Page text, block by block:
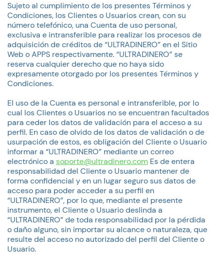
Sujeto al cumplimiento de los presentes Términos y
Condiciones, los Clientes o Usuarios crean, con su
número telefónico, una Cuenta de uso personal,
exclusiva e intransferible para realizar los procesos de
adquisición de créditos de “ULTRADINERO” en el Sitio
Web o APPS respectivamente. “ULTRADINERO” se
reserva cualquier derecho que no haya sido
expresamente otorgado por los presentes Términos y
Condiciones.
El uso de la Cuenta es personal e intransferible, por lo
cual los Clientes o Usuarios no se encuentran facultados
para ceder los datos de validación para el acceso a su
perfil. En caso de olvido de los datos de validación o de
usurpación de estos, es obligación del Cliente o Usuario
informar a “ULTRADINERO” mediante un correo
electrónico a soporte@ultradinero.com Es de entera
responsabilidad del Cliente o Usuario mantener de
forma confidencial y en un lugar seguro sus datos de
acceso para poder acceder a su perfil en
“ULTRADINERO”, por lo que, mediante el presente
instrumento, el Cliente o Usuario deslinda a
“ULTRADINERO” de toda responsabilidad por la pérdida
o daño alguno, sin importar su alcance o naturaleza, que
resulte del acceso no autorizado del perfil del Cliente o
Usuario.